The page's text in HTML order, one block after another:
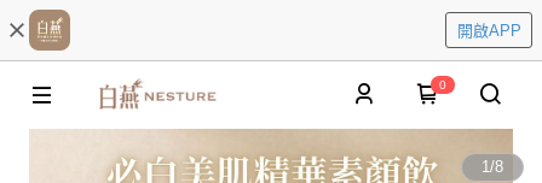
開啟APP
0
1/8